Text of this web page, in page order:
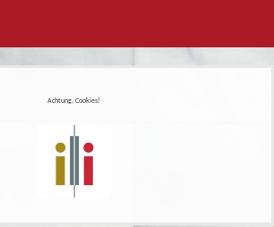
Achtung, Cookies!